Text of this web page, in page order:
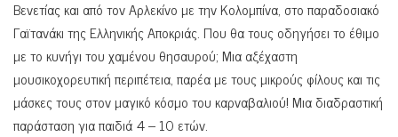
Βενετίας και από τον Αρλεκίνο με την Κολομπίνα, στο παραδοσιακό
Γαϊτανάκι της Ελληνικής Αποκριάς. Που θα τους οδηγήσει το έθιμο
με το κυνήγι του χαμένου θησαυρού; Μια αξέχαστη
μουσικοχορευτική περιπέτεια, παρέα με τους μικρούς φίλους και τις
μάσκες τους στον μαγικό κόσμο του καρναβαλιού! Μια διαδραστική
παράσταση για παιδιά 4 – 10 ετών.